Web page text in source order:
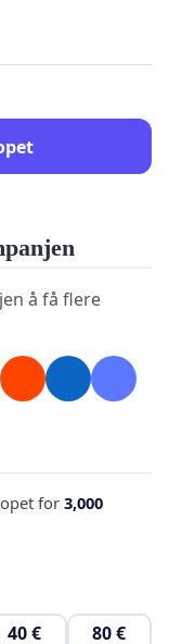
å få flere
for 3,000
40 € 80 €